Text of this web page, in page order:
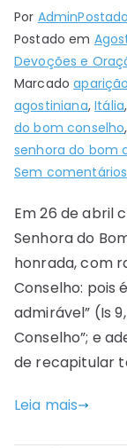
Por Admin
Postado em
Devoções e
Marcado
agostiniana,Itália
do bom conselho,
senhora do bom
Sem comentários
Em 26 de abril
Senhora do
honrada, com
Conselho: pois
admirável” (Is
Conselho”; e
de recapitular
Leia mais